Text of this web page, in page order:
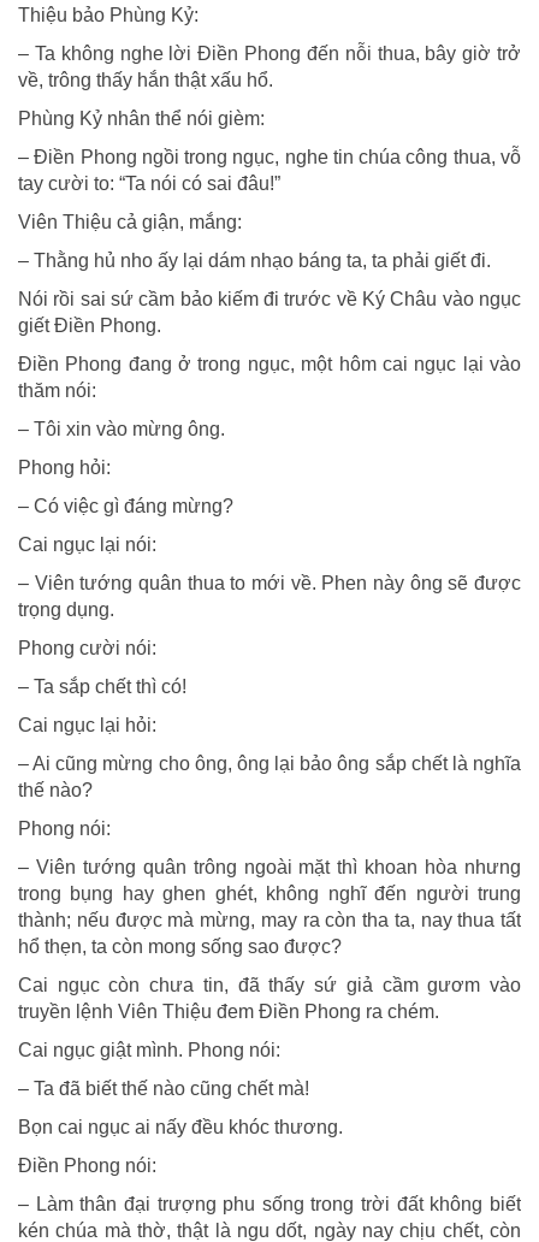
Thiệu bảo Phùng Kỷ:
– Ta không nghe lời Điền Phong đến nỗi thua, bây giờ trở
về, trông thấy hắn thật xấu hổ.
Phùng Kỷ nhân thể nói gièm:
– Điền Phong ngồi trong ngục, nghe tin chúa công thua, vỗ
tay cười to: “Ta nói có sai đâu!”
Viên Thiệu cả giận, mắng:
– Thằng hủ nho ấy lại dám nhạo báng ta, ta phải giết đi.
Nói rồi sai sứ cầm bảo kiếm đi trước về Ký Châu vào ngục
giết Điền Phong.
Điền Phong đang ở trong ngục, một hôm cai ngục lại vào
thăm nói:
– Tôi xin vào mừng ông.
Phong hỏi:
– Có việc gì đáng mừng?
Cai ngục lại nói:
– Viên tướng quân thua to mới về. Phen này ông sẽ được
trọng dụng.
Phong cười nói:
– Ta sắp chết thì có!
Cai ngục lại hỏi:
– Ai cũng mừng cho ông, ông lại bảo ông sắp chết là nghĩa
thế nào?
Phong nói:
– Viên tướng quân trông ngoài mặt thì khoan hòa nhưng
trong bụng hay ghen ghét, không nghĩ đến người trung
thành; nếu được mà mừng, may ra còn tha ta, nay thua tất
hổ thẹn, ta còn mong sống sao được?
Cai ngục còn chưa tin, đã thấy sứ giả cầm gươm vào
truyền lệnh Viên Thiệu đem Điền Phong ra chém.
Cai ngục giật mình. Phong nói:
– Ta đã biết thế nào cũng chết mà!
Bọn cai ngục ai nấy đều khóc thương.
Điền Phong nói:
– Làm thân đại trượng phu sống trong trời đất không biết
kén chúa mà thờ, thật là ngu dốt, ngày nay chịu chết, còn